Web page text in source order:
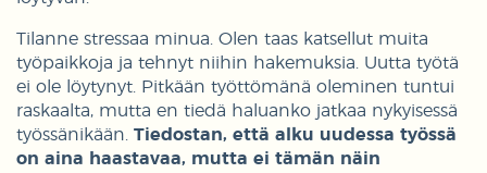
Tilanne stressaa minua. Olen taas katsellut muita
työpaikkoja ja tehnyt niihin hakemuksia. Uutta työtä
ei ole löytynyt. Pitkään työttömänä oleminen tuntui
raskaalta, mutta en tiedä haluanko jatkaa nykyisessä
työssänikään. Tiedostan, että alku uudessa työssä
on aina haastavaa, mutta ei tämän näin